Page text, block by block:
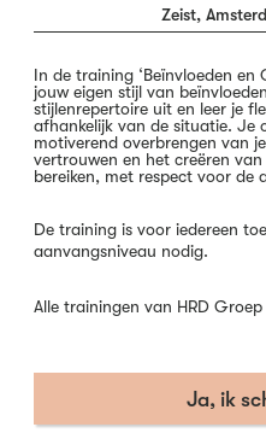
Zeist,
In de training ‘Beïnvloeden en
jouw eigen stijl van
stijlenrepertoire uit en leer je
afhankelijk van de situatie. Je
motiverend overbrengen van
vertrouwen en het creëren
bereiken, met respect voor de
De training is voor iedereen
aanvangsniveau nodig.
Alle trainingen van HRD
Ja, ik